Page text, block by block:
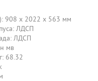
908 x 2022 x 563 мм
ЛДСП
ЛДСП
мв
68.32